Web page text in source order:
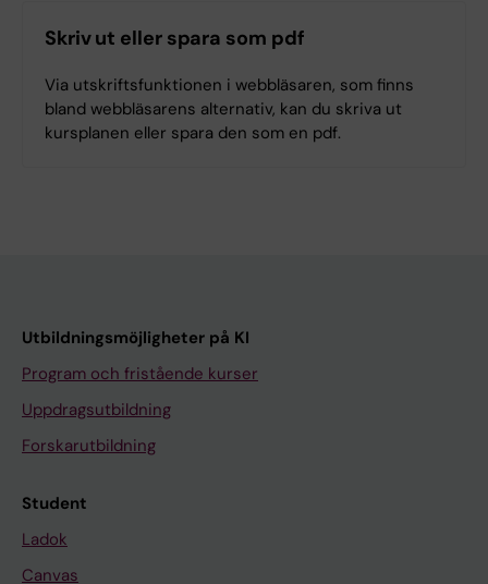
Skriv ut eller spara som pdf
Via utskriftsfunktionen i webbläsaren, som finns
bland webbläsarens alternativ, kan du skriva ut
kursplanen eller spara den som en pdf.
Utbildningsmöjligheter på KI
Program och fristående kurser
Uppdragsutbildning
Forskarutbildning
Student
Ladok
Canvas